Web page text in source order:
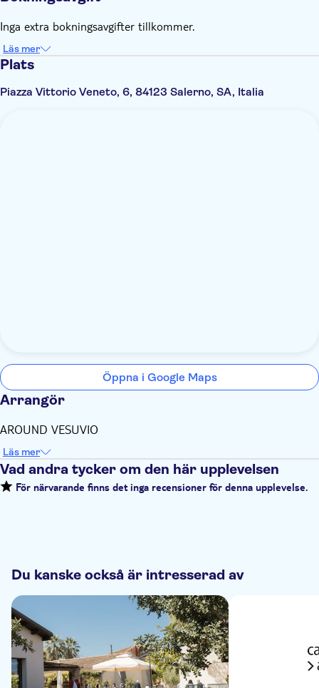
Inga extra bokningsavgifter tillkommer.
Läs mer
Plats
Piazza Vittorio Veneto, 6, 84123 Salerno, SA, Italia
Öppna i Google Maps
Arrangör
AROUND VESUVIO
Läs mer
Vad andra tycker om den här upplevelsen
För närvarande finns det inga recensioner för denna upplevelse.
Du kanske också är intresserad av